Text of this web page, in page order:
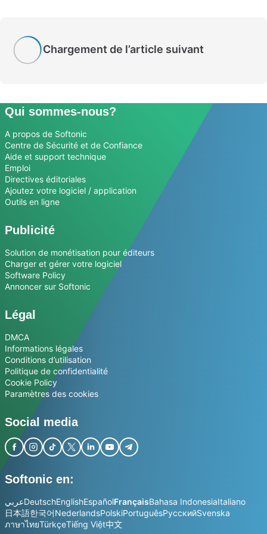
Chargement de l’article suivant
Qui sommes-nous?
A propos de Softonic
Centre de Sécurité et de Confiance
Aide et support technique
Emploi
Directives éditoriales
Ajoutez votre logiciel / application
Outils en ligne
Publicité
Solution de monétisation pour éditeurs
Charger et gérer votre logiciel
Software Policy
Annoncer sur Softonic
Légal
DMCA
Informations légales
Conditions d’utilisation
Politique de confidentialité
Cookie Policy
Paramètres des cookies
Social media
Softonic en:
عربيDeutschEnglishEspañolFrançaisBahasa IndonesiaItaliano
日本語한국어NederlandsPolskiPortuguêsРусскийSvenska
ภาษาไทยTürkçeTiếng Việt中文